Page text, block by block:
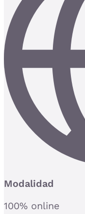
Modalidad
100% online